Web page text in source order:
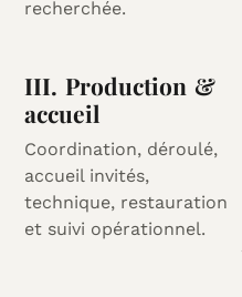
recherchée.
III. Production &
accueil
Coordination, déroulé,
accueil invités,
technique, restauration
et suivi opérationnel.